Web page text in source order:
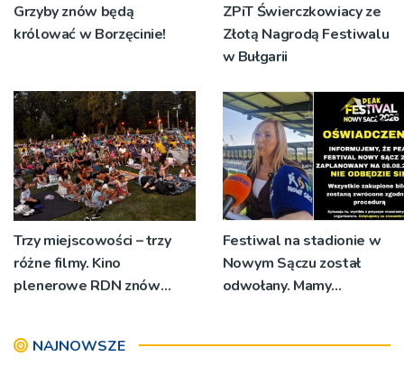
Grzyby znów będą
królować w Borzęcinie!
ZPiT Świerczkowiacy ze
Złotą Nagrodą Festiwalu
w Bułgarii
Trzy miejscowości – trzy
różne filmy. Kino
plenerowe RDN znów
Festiwal na stadionie w
Nowym Sączu został
odwołany. Mamy
NAJNOWSZE